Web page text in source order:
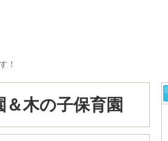
！
木の子保育園